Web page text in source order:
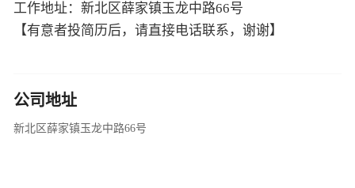
工作地址：新北区薛家镇玉龙中路66号
【有意者投简历后，请直接电话联系，谢谢】
公司地址
新北区薛家镇玉龙中路66号